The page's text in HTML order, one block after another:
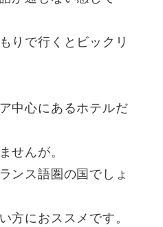
りで行くとビックリ
中心にあるホテルだ
せんが。
ンス語圏の国でしょ
方におススメです。